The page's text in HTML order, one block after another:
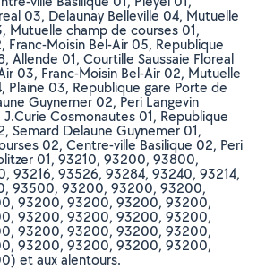
03, Delaunay Belleville 04, Mutuelle
Mutuelle champ de courses 01,
Franc-Moisin Bel-Air 05, Republique
Allende 01, Courtille Saussaie Floreal
03, Franc-Moisin Bel-Air 02, Mutuelle
Plaine 03, Republique gare Porte de
Guynemer 02, Peri Langevin
Cosmonautes 01, Republique
Semard Delaune Guynemer 01,
02, Centre-ville Basilique 02, Peri
01, 93210, 93200, 93800,
93216, 93526, 93284, 93240, 93214,
93500, 93200, 93200, 93200,
93200, 93200, 93200, 93200,
93200, 93200, 93200, 93200,
93200, 93200, 93200, 93200,
93200, 93200, 93200, 93200,
et aux alentours.